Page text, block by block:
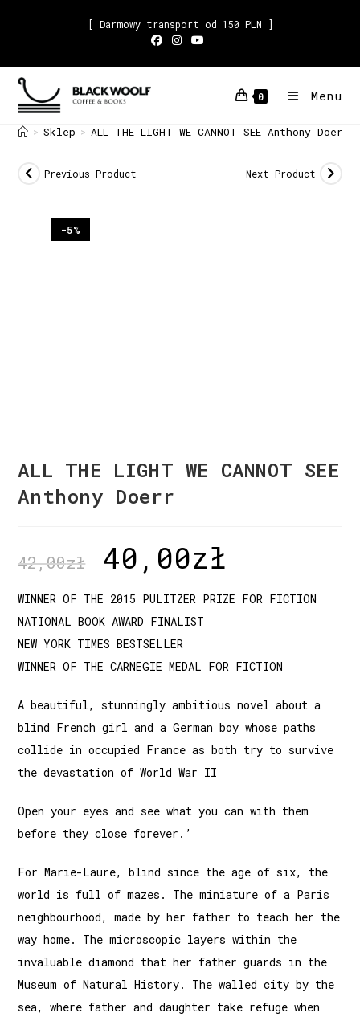
[ Darmowy transport od 150 PLN ]
0 Menu
> Sklep > ALL THE LIGHT WE CANNOT SEE Anthony Doerr
-5%
Previous Product Next Product
ALL THE LIGHT WE CANNOT SEE
Anthony Doerr
42,00zł 40,00zł
WINNER OF THE 2015 PULITZER PRIZE FOR FICTION
NATIONAL BOOK AWARD FINALIST
NEW YORK TIMES BESTSELLER
WINNER OF THE CARNEGIE MEDAL FOR FICTION
A beautiful, stunningly ambitious novel about a
blind French girl and a German boy whose paths
collide in occupied France as both try to survive
the devastation of World War II
Open your eyes and see what you can with them
before they close forever.’
For Marie-Laure, blind since the age of six, the
world is full of mazes. The miniature of a Paris
neighbourhood, made by her father to teach her the
way home. The microscopic layers within the
invaluable diamond that her father guards in the
Museum of Natural History. The walled city by the
sea, where father and daughter take refuge when